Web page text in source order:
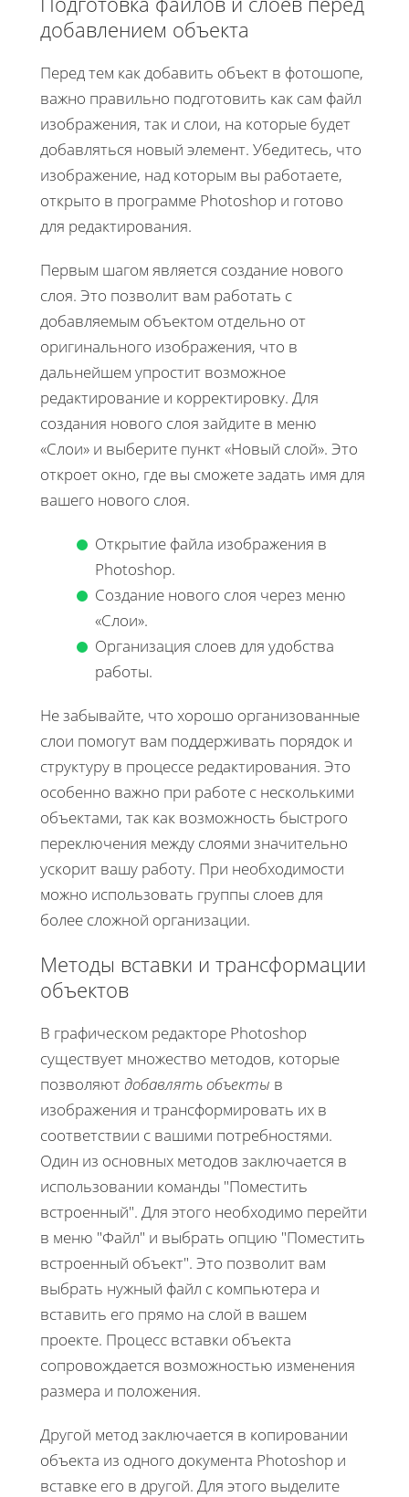
добавлением объекта
Перед тем как добавить объект в фотошопе,
важно правильно подготовить как сам файл
изображения, так и слои, на которые будет
добавляться новый элемент. Убедитесь, что
изображение, над которым вы работаете,
открыто в программе Photoshop и готово
для редактирования.
Первым шагом является создание нового
слоя. Это позволит вам работать с
добавляемым объектом отдельно от
оригинального изображения, что в
дальнейшем упростит возможное
редактирование и корректировку. Для
создания нового слоя зайдите в меню
«Слои» и выберите пункт «Новый слой». Это
откроет окно, где вы сможете задать имя для
вашего нового слоя.
Открытие файла изображения в
Photoshop.
Создание нового слоя через меню
«Слои».
Организация слоев для удобства
работы.
Не забывайте, что хорошо организованные
слои помогут вам поддерживать порядок и
структуру в процессе редактирования. Это
особенно важно при работе с несколькими
объектами, так как возможность быстрого
переключения между слоями значительно
ускорит вашу работу. При необходимости
можно использовать группы слоев для
более сложной организации.
Методы вставки и трансформации
объектов
В графическом редакторе Photoshop
существует множество методов, которые
позволяютдобавлять объекты в
изображения и трансформировать их в
соответствии с вашими потребностями.
Один из основных методов заключается в
использовании команды "Поместить
встроенный". Для этого необходимо перейти
в меню "Файл" и выбрать опцию "Поместить
встроенный объект". Это позволит вам
выбрать нужный файл с компьютера и
вставить его прямо на слой в вашем
проекте. Процесс вставки объекта
сопровождается возможностью изменения
размера и положения.
Другой метод заключается в копировании
объекта из одного документа Photoshop и
вставке его в другой. Для этого выделите